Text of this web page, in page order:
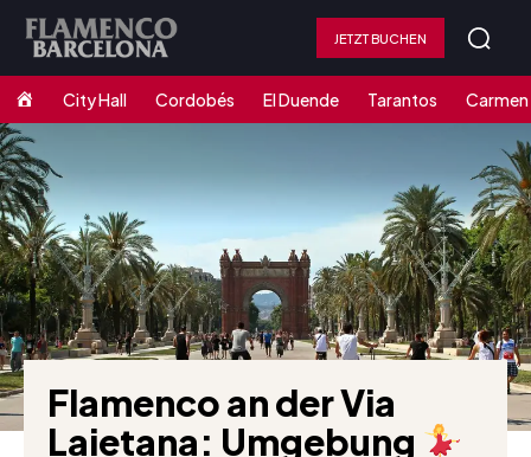
JETZT BUCHEN
HomeCity Hall Cordobés El Duende Tarantos Carmen
Flamenco an der Via
Laietana: Umgebung